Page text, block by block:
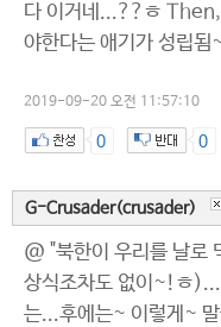
다 이거네...??ㅎ Then,
야한다는 애기가 성립
2019-09-20 오전 11:57:10
0 0
G-Crusader(crusader)
@ "북한이 우리를 날
상식조차도 없이~!ㅎ
는...후에는~ 이렇게~